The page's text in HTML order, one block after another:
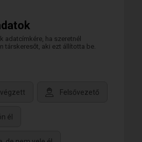
adatcímkére, ha szeretnél
társkeresőt, aki ezt állította be.
Felsővezető
él